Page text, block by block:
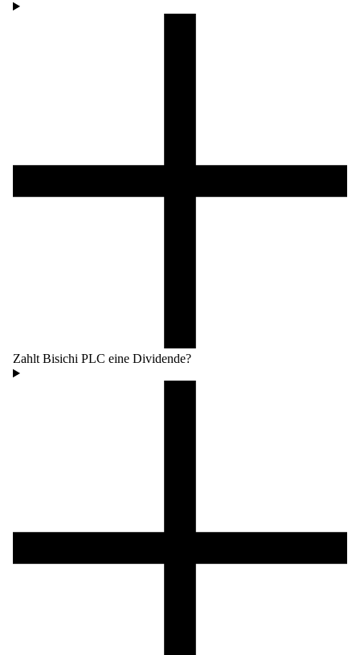
Zahlt Bisichi PLC eine Dividende?